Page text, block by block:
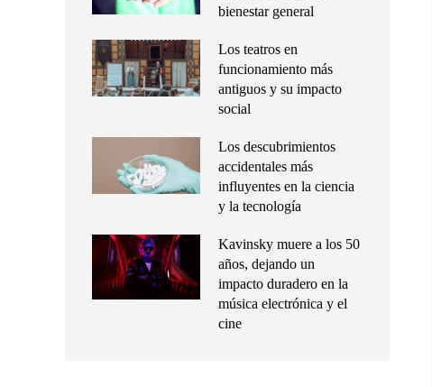
bienestar general
Los teatros en
funcionamiento más
antiguos y su impacto
social
Los descubrimientos
accidentales más
influyentes en la ciencia
y la tecnología
Kavinsky muere a los 50
años, dejando un
impacto duradero en la
música electrónica y el
cine